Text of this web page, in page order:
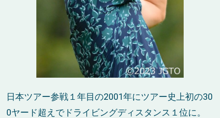
日本ツアー参戦１年目の2001年にツアー史上初の30
0ヤード超えでドライビングディスタンス１位に。